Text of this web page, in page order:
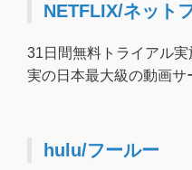
NETFLIX/ネット
31日間無料トライアル
実の日本最大級の動画サ
hulu/フールー